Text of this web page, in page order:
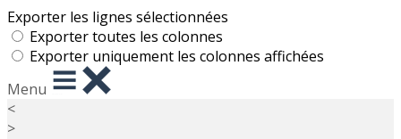
Exporter les lignes sélectionnées
Exporter toutes les colonnes
Exporter uniquement les colonnes affichées
Menu
<
>